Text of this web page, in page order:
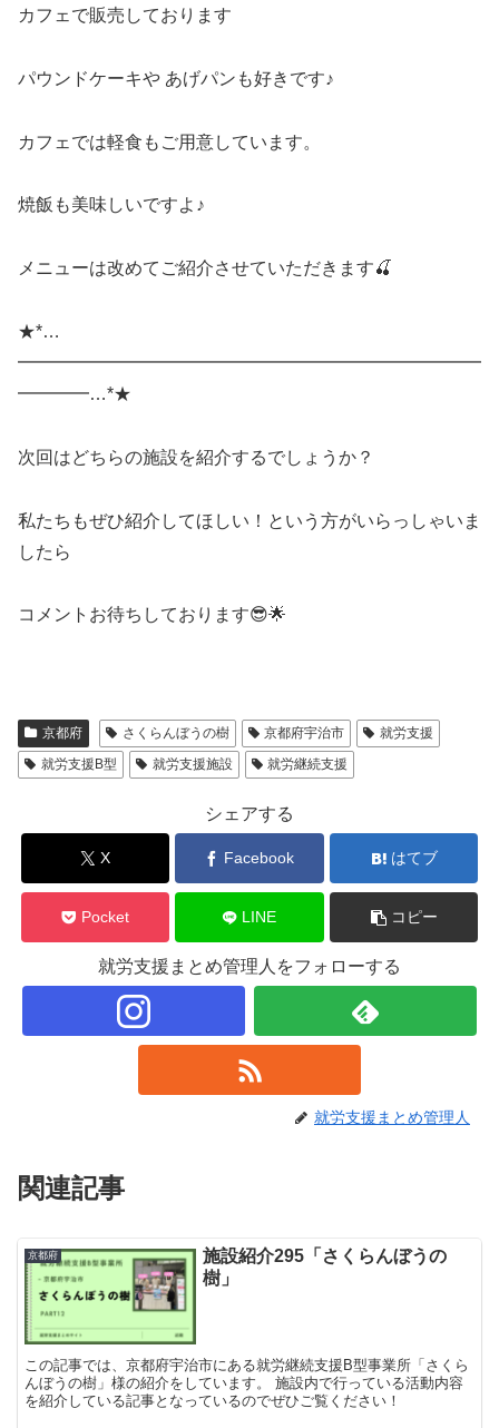
カフェで販売しております
パウンドケーキや あげパンも好きです♪
カフェでは軽食もご用意しています。
焼飯も美味しいですよ♪
メニューは改めてご紹介させていただきます🍒
★*…
━━━━━━━━━━━━━━━━━━━━━━━━━━
━━━━…*★
次回はどちらの施設を紹介するでしょうか？
私たちもぜひ紹介してほしい！という方がいらっしゃいま
したら
コメントお待ちしております😎🌟
京都府 さくらんぼうの樹 京都府宇治市
就労支援
就労支援B型
就労支援施設 就労継続支援
シェアする
X Facebook はてブ
Pocket LINE コピー
就労支援まとめ管理人をフォローする
就労支援まとめ管理人
関連記事
京都府
施設紹介295「さくらんぼうの
樹」
この記事では、京都府宇治市にある就労継続支援B型事業所「さくら
んぼうの樹」様の紹介をしています。 施設内で行っている活動内容
を紹介している記事となっているのでぜひご覧ください！